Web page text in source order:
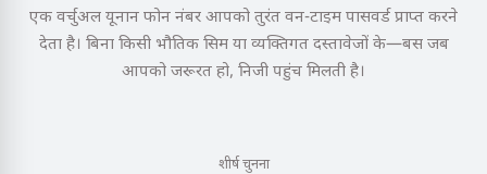
एक वर्चुअल यूनान फोन नंबर आपको तुरंत वन-टाइम पासवर्ड प्राप्त करने
देता है। बिना किसी भौतिक सिम या व्यक्तिगत दस्तावेजों के—बस जब
आपको जरूरत हो, निजी पहुंच मिलती है।
शीर्ष चुनना